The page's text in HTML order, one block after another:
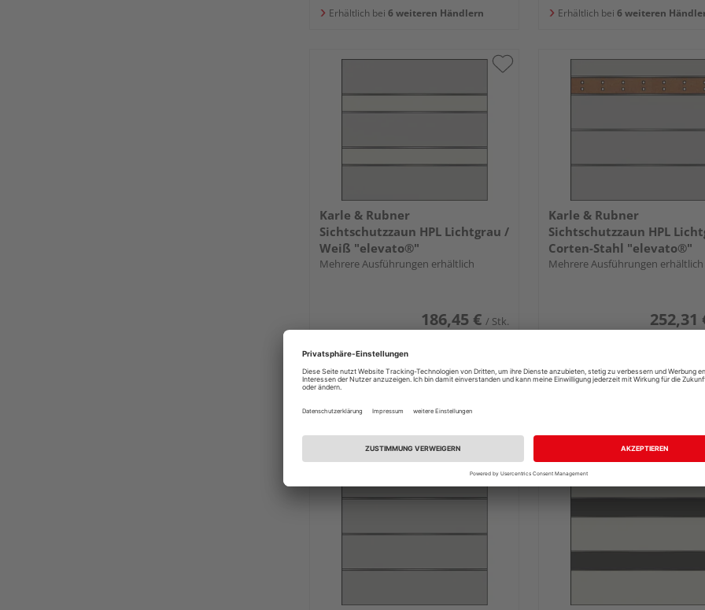
Erhältlich bei 6 weiteren Händlern Erhältlich bei 6 weiteren
Karle & Rubner
Sichtschutzzaun HPL Lichtgrau /
Weiß "elevato®"
Mehrere Ausführungen erhältlich
186,45 € / Stk.
Verkauf & Versand
Ziller
Erhältlich bei6 weiteren Händlern
Karle & Rubner
Sichtschutzzaun HPL
Corten-Stahl "elevato®"
Mehrere Ausführungen erhältlich
252,31
Ziller